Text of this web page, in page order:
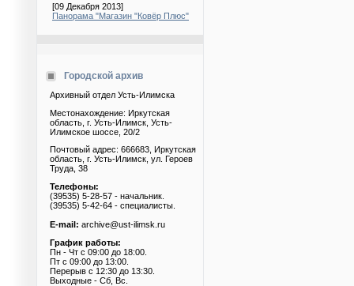
[09 Декабря 2013]
Панорама "Магазин "Ковёр Плюс"
Городской архив
Архивный отдел Усть-Илимска
Местонахождение: Иркутская
область, г. Усть-Илимск, Усть-
Илимское шоссе, 20/2
Почтовый адрес: 666683, Иркутская
область, г. Усть-Илимск, ул. Героев
Труда, 38
Телефоны:
(39535) 5-28-57 - начальник.
(39535) 5-42-64 - специалисты.
E-mail: archive@ust-ilimsk.ru
График работы:
Пн - Чт с 09:00 до 18:00.
Пт с 09:00 до 13:00.
Перерыв с 12:30 до 13:30.
Выходные - Сб, Вс.